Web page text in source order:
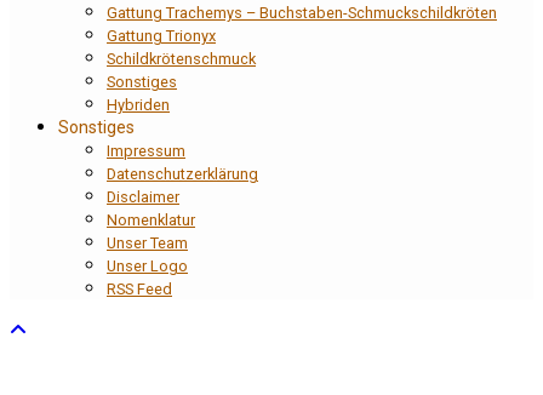
Gattung Trachemys – Buchstaben-Schmuckschildkröten
Gattung Trionyx
Schildkrötenschmuck
Sonstiges
Hybriden
Sonstiges
Impressum
Datenschutzerklärung
Disclaimer
Nomenklatur
Unser Team
Unser Logo
RSS Feed